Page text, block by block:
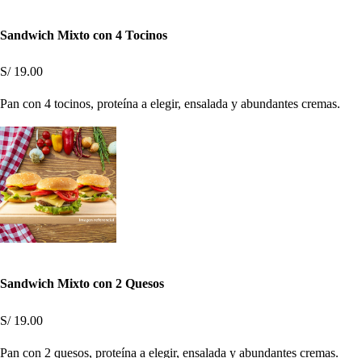
Sandwich Mixto con 4 Tocinos
S/ 19.00
Pan con 4 tocinos, proteína a elegir, ensalada y abundantes cremas.
Sandwich Mixto con 2 Quesos
S/ 19.00
Pan con 2 quesos, proteína a elegir, ensalada y abundantes cremas.